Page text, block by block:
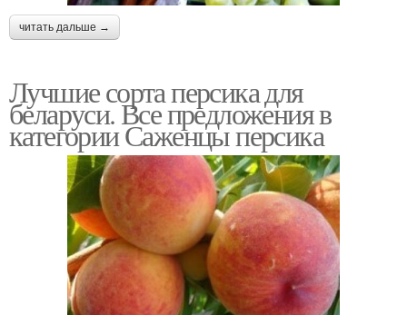
читать дальше →
Лучшие сорта персика для
беларуси. Все предложения в
категории Саженцы персика